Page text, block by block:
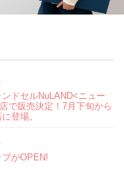
ドセルNuLAND<ニュー
で販売決定！7月下旬から
登場。
がOPEN!